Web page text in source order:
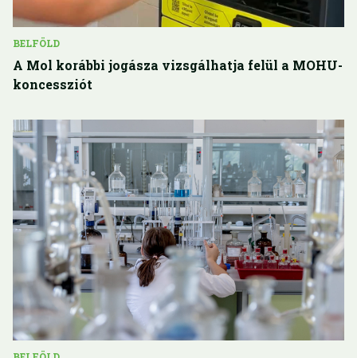
BELFÖLD
A Mol korábbi jogásza vizsgálhatja felül a MOHU-
koncessziót